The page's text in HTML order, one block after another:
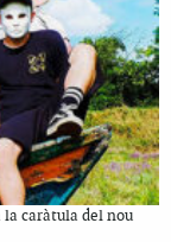
la caràtula del nou